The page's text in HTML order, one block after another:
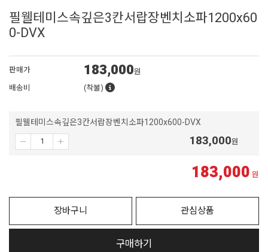
필웰테미스속깊은3칸서랍장벤치소파1200x60
0-DVX
판매가 183,000원
배송비
(착불)
필웰테미스속깊은3칸서랍장벤치소파1200x600-DVX
183,000원
183,000 원
장바구니 관심상품
구매하기